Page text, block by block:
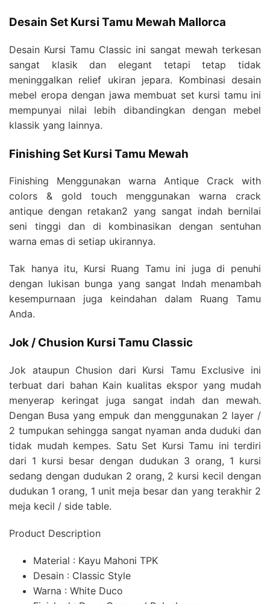
Desain Set Kursi Tamu Mewah Mallorca
Desain Kursi Tamu Classic ini sangat mewah terkesan
sangat klasik dan elegant tetapi tetap tidak
meninggalkan relief ukiran jepara. Kombinasi desain
mebel eropa dengan jawa membuat set kursi tamu ini
mempunyai nilai lebih dibandingkan dengan mebel
klassik yang lainnya.
Finishing Set Kursi Tamu Mewah
Finishing Menggunakan warna Antique Crack with
colors & gold touch menggunakan warna crack
antique dengan retakan2 yang sangat indah bernilai
seni tinggi dan di kombinasikan dengan sentuhan
warna emas di setiap ukirannya.
Tak hanya itu, Kursi Ruang Tamu ini juga di penuhi
dengan lukisan bunga yang sangat Indah menambah
kesempurnaan juga keindahan dalam Ruang Tamu
Anda.
Jok / Chusion Kursi Tamu Classic
Jok ataupun Chusion dari Kursi Tamu Exclusive ini
terbuat dari bahan Kain kualitas ekspor yang mudah
menyerap keringat juga sangat indah dan mewah.
Dengan Busa yang empuk dan menggunakan 2 layer /
2 tumpukan sehingga sangat nyaman anda duduki dan
tidak mudah kempes. Satu Set Kursi Tamu ini terdiri
dari 1 kursi besar dengan dudukan 3 orang, 1 kursi
sedang dengan dudukan 2 orang, 2 kursi kecil dengan
dudukan 1 orang, 1 unit meja besar dan yang terakhir 2
meja kecil / side table.
Product Description
Material : Kayu Mahoni TPK
Desain : Classic Style
Warna : White Duco